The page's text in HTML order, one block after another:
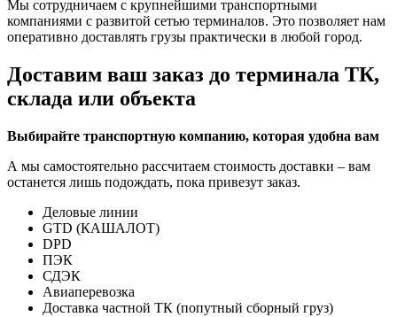
Мы сотрудничаем с крупнейшими транспортными
компаниями с развитой сетью терминалов. Это позволяет нам
оперативно доставлять грузы практически в любой город.
Доставим ваш заказ до терминала ТК,
склада или объекта
Выбирайте транспортную компанию, которая удобна вам
А мы самостоятельно рассчитаем стоимость доставки – вам
останется лишь подождать, пока привезут заказ.
Деловые линии
GTD (КАШАЛОТ)
DPD
ПЭК
СДЭК
Авиаперевозка
Доставка частной ТК (попутный сборный груз)